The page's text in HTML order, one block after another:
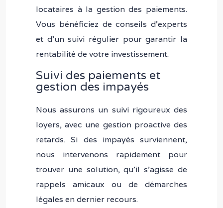
locataires à la gestion des paiements.
Vous bénéficiez de conseils d’experts
et d’un suivi régulier pour garantir la
rentabilité de votre investissement.
Suivi des paiements et
gestion des impayés
Nous assurons un suivi rigoureux des
loyers, avec une gestion proactive des
retards. Si des impayés surviennent,
nous intervenons rapidement pour
trouver une solution, qu’il s’agisse de
rappels amicaux ou de démarches
légales en dernier recours.